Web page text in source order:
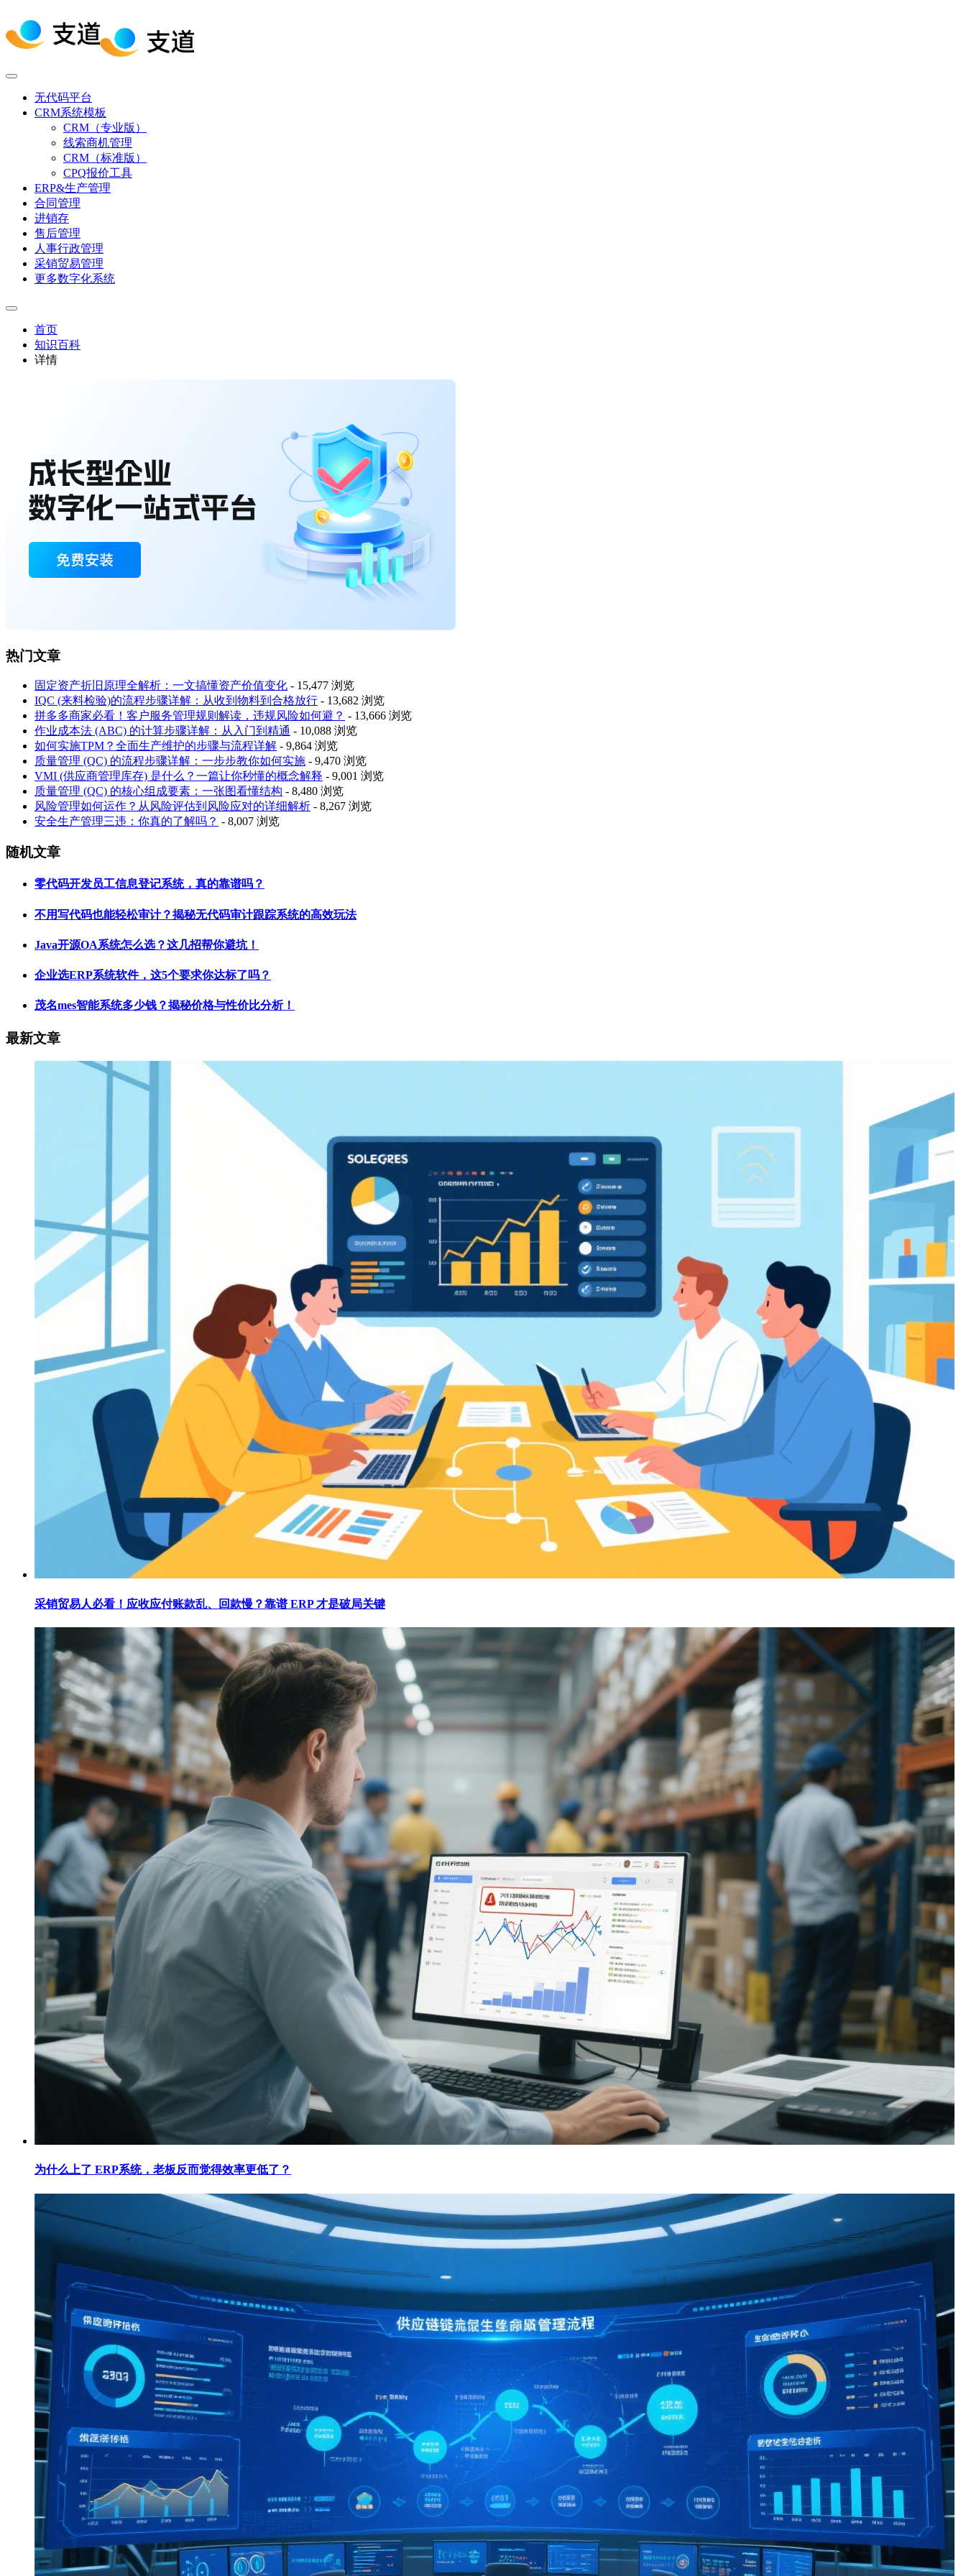
无代码平台
CRM系统模板
CRM（专业版）
线索商机管理
CRM（标准版）
CPQ报价工具
ERP&生产管理
合同管理
进销存
售后管理
人事行政管理
采销贸易管理
更多数字化系统
首页
知识百科
详情
热门文章
固定资产折旧原理全解析：一文搞懂资产价值变化 - 15,477 浏览
IQC (来料检验)的流程步骤详解：从收到物料到合格放行 - 13,682 浏览
拼多多商家必看！客户服务管理规则解读，违规风险如何避？ - 13,666 浏览
作业成本法 (ABC) 的计算步骤详解：从入门到精通 - 10,088 浏览
如何实施TPM？全面生产维护的步骤与流程详解 - 9,864 浏览
质量管理 (QC) 的流程步骤详解：一步步教你如何实施 - 9,470 浏览
VMI (供应商管理库存) 是什么？一篇让你秒懂的概念解释 - 9,001 浏览
质量管理 (QC) 的核心组成要素：一张图看懂结构 - 8,480 浏览
风险管理如何运作？从风险评估到风险应对的详细解析 - 8,267 浏览
安全生产管理三违：你真的了解吗？ - 8,007 浏览
随机文章
零代码开发员工信息登记系统，真的靠谱吗？
不用写代码也能轻松审计？揭秘无代码审计跟踪系统的高效玩法
Java开源OA系统怎么选？这几招帮你避坑！
企业选ERP系统软件，这5个要求你达标了吗？
茂名mes智能系统多少钱？揭秘价格与性价比分析！
最新文章
采销贸易人必看！应收应付账款乱、回款慢？靠谱 ERP 才是破局关键
为什么上了 ERP系统，老板反而觉得效率更低了？